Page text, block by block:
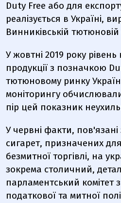
Duty Free або для
реалізується в Україні,
Винниківській
У жовтні 2019 року рівень
продукції з позначкою
тютюновому ринку
моніторингу
пір цей показник
У червні факти,
сигарет, призначених
безмитної торгівлі, на
зокрема столичний,
парламентський комітет
податкової та митної